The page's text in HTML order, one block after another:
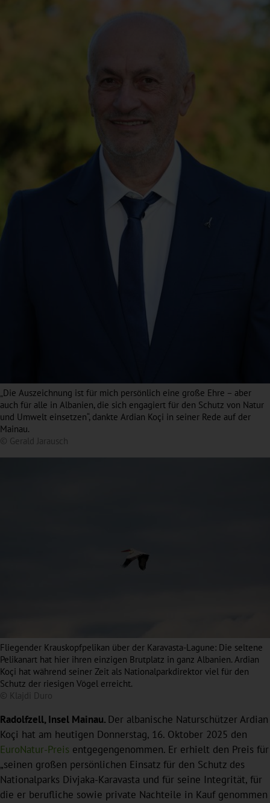
„Die Auszeichnung ist für mich persönlich eine große Ehre – aber
auch für alle in Albanien, die sich engagiert für den Schutz von Natur
und Umwelt einsetzen“, dankte Ardian Koçi in seiner Rede auf der
Mainau.
© Gerald Jarausch
Fliegender Krauskopfpelikan über der Karavasta-Lagune: Die seltene
Pelikanart hat hier ihren einzigen Brutplatz in ganz Albanien. Ardian
Koçi hat während seiner Zeit als Nationalparkdirektor viel für den
Schutz der riesigen Vögel erreicht.
© Klajdi Duro
Radolfzell, Insel Mainau. Der albanische Naturschützer Ardian
Koçi hat am heutigen Donnerstag, 16. Oktober 2025 den
EuroNatur-Preis entgegengenommen. Er erhielt den Preis für
„seinen großen persönlichen Einsatz für den Schutz des
Nationalparks Divjaka-Karavasta und für seine Integrität, für
die er berufliche sowie private Nachteile in Kauf genommen